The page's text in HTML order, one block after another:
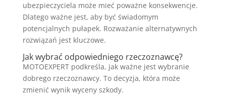
ubezpieczyciela może mieć poważne konsekwencje.
Dlatego ważne jest, aby być świadomym
potencjalnych pułapek. Rozważanie alternatywnych
rozwiązań jest kluczowe.
Jak wybrać odpowiedniego rzeczoznawcę?
MOTOEXPERT podkreśla, jak ważne jest wybranie
dobrego rzeczoznawcy. To decyzja, która może
zmienić wynik wyceny szkody.